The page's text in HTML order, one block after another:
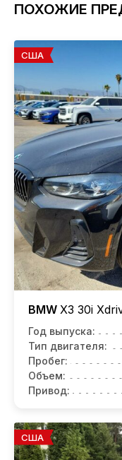
ПОХОЖИЕ
США
BMW X3 30i
Год выпуска:
Тип двигателя:
Пробег:
Объем:
Привод:
США